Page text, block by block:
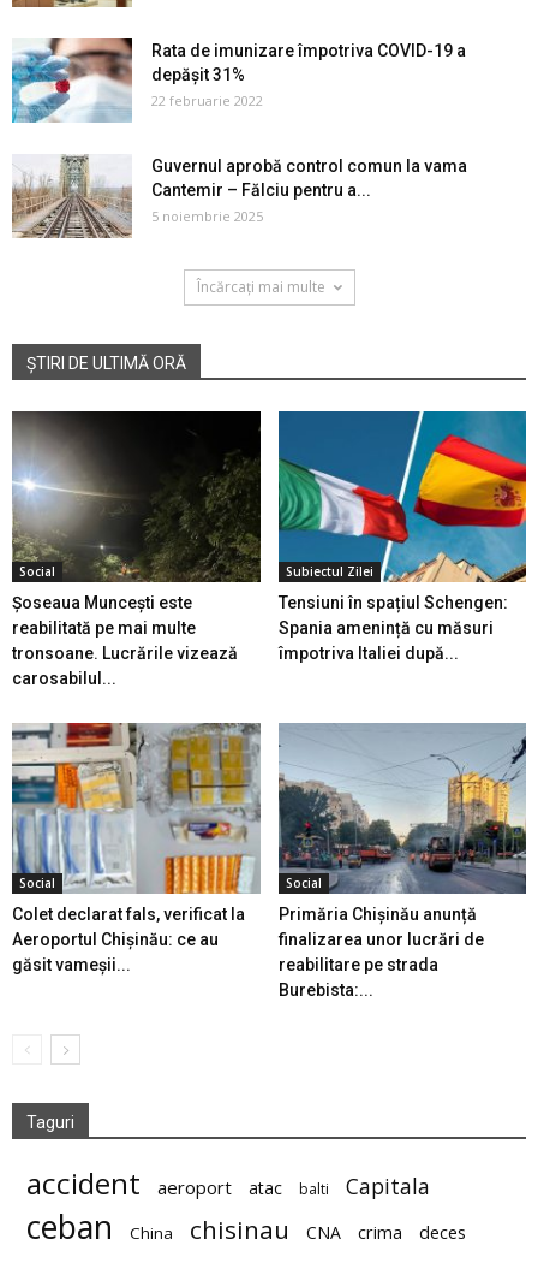
Rata de imunizare împotriva COVID-19 a
depășit 31%
22 februarie 2022
Guvernul aprobă control comun la vama
Cantemir – Fălciu pentru a...
5 noiembrie 2025
Încărcați mai multe
ȘTIRI DE ULTIMĂ ORĂ
Social
Șoseaua Muncești este
reabilitată pe mai multe
tronsoane. Lucrările vizează
carosabilul...
Subiectul Zilei
Tensiuni în spațiul Schengen:
Spania amenință cu măsuri
împotriva Italiei după...
Social
Colet declarat fals, verificat la
Aeroportul Chișinău: ce au
găsit vameșii...
Social
Primăria Chișinău anunță
finalizarea unor lucrări de
reabilitare pe strada
Burebista:...
Taguri
accident aeroport atac balti Capitala
ceban China chisinau CNA crima deces